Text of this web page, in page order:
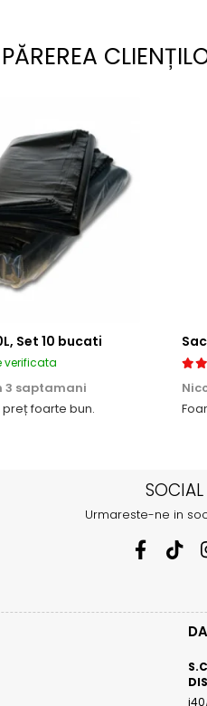
PĂREREA
Set 10 bucati
verificata
3 saptamani
preț foarte bun.
SOCIAL
Urmareste-ne in